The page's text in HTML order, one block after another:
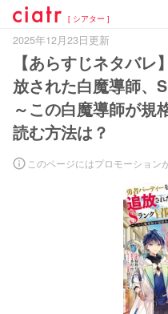
[ シアター ]
2025年12月23日更新
【あらすじネタバ
放された白魔導師、
～この白魔導師が規
読む方法は？
このページにはプロモーション